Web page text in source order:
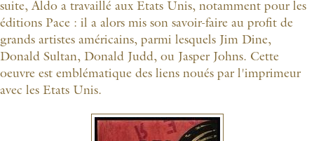
suite, Aldo a travaillé aux Etats Unis, notamment pour les
éditions Pace : il a alors mis son savoir-faire au profit de
grands artistes américains, parmi lesquels Jim Dine,
Donald Sultan, Donald Judd, ou Jasper Johns. Cette
oeuvre est emblématique des liens noués par l'imprimeur
avec les Etats Unis.